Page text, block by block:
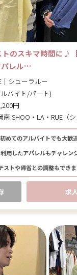
のスキマ時間に♪
パレル…
｜シューラルー
バイト/パート)
円
・LA・RUE（シューラルー
めてのアルバイトでも大歓
用したアパレルもチャレン
ストや帰省との調整もでき
求